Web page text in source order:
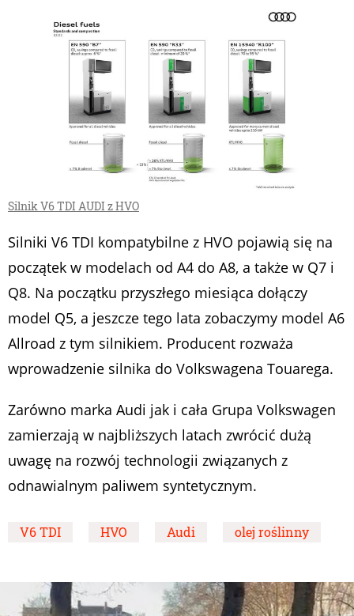
Silnik V6 TDI AUDI z HVO
Silniki V6 TDI kompatybilne z HVO pojawią się na
początek w modelach od A4 do A8, a także w Q7 i
Q8. Na początku przyszłego miesiąca dołączy
model Q5, a jeszcze tego lata zobaczymy model A6
Allroad z tym silnikiem. Producent rozważa
wprowadzenie silnika do Volkswagena Touarega.
Zarówno marka Audi jak i cała Grupa Volkswagen
zamierzają w najbliższych latach zwrócić dużą
uwagę na rozwój technologii związanych z
odnawialnym paliwem syntetycznym.
V6 TDI HVO Audi olej roślinny